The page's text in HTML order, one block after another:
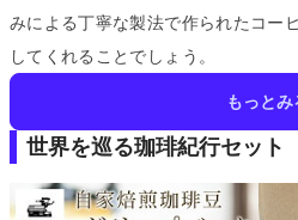
みによる丁寧な製法で作られたコー
してくれることでしょう。
もっとみ
世界を巡る珈琲紀行セット